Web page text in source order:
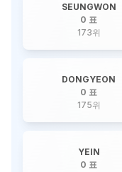
SEUNGWON
0 표
173위
DONGYEON
0 표
175위
YEIN
0 표